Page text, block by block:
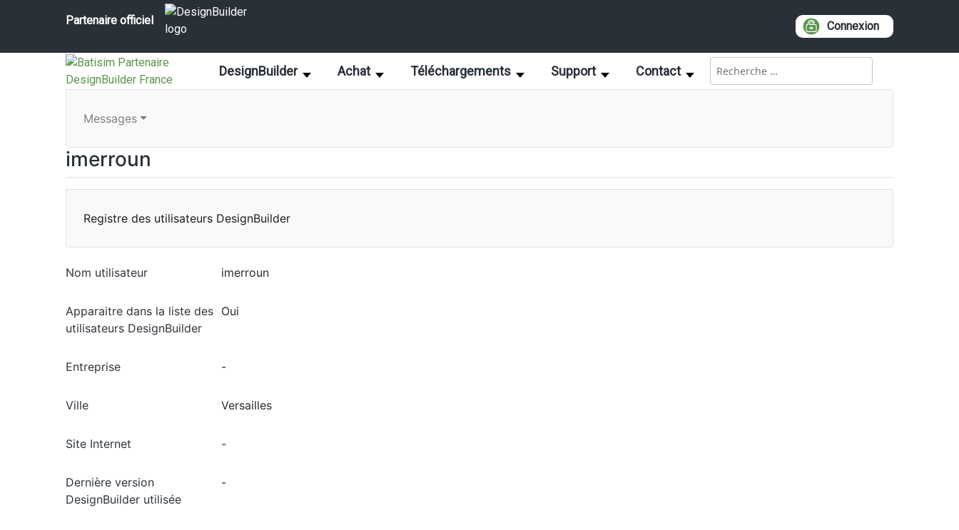
Partenaire officiel Connexion
DesignBuilder Achat Téléchargements Support Contact
Messages
imerroun
Registre des utilisateurs DesignBuilder
Nom utilisateur imerroun
Apparaitre dans la liste des
utilisateurs DesignBuilder
Oui
Entreprise -
Ville Versailles
Site Internet -
Dernière version
DesignBuilder utilisée
-